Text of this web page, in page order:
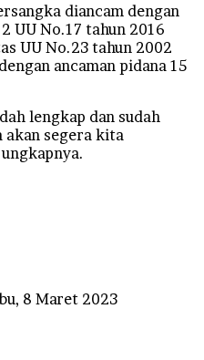
diancam dengan
UU No.17 tahun 2016
UU No.23 tahun 2002
ancaman pidana 15
lengkap dan sudah
akan segera kita
8 Maret 2023